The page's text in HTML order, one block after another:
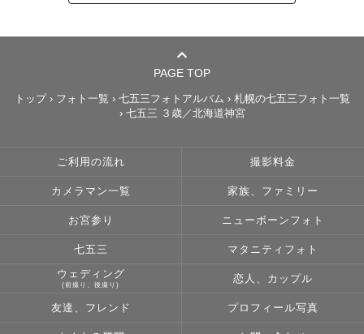
だからこそ撮影でも「なんでもない日常を特別な一枚に」
することを大切にしています。
お子さまが元気いっぱいでも、人見知りでも大丈夫。
まるで友達のようにリラックスできる空気をつくりなが
✎ 撮影に込める想い
☾ 撮影するのは“ただの写真”ではありません。
笑顔も涙も、その瞬間の温度や空気ごと切り取り、未来に
PAGE TOP
トップ› フォト一覧 › 七五三フォトアルバム › 札幌の七五三フォト一覧
› 七五三 ３歳／北海道神宮
ご利用の流れ 撮影料金
カメラマン一覧 家族、ファミリー
お宮参り ニューボーンフォト
七五三 マタニティフォト
ウェディング
(前撮り、後撮り)
恋人、カップル
友達、フレンド プロフィール写真